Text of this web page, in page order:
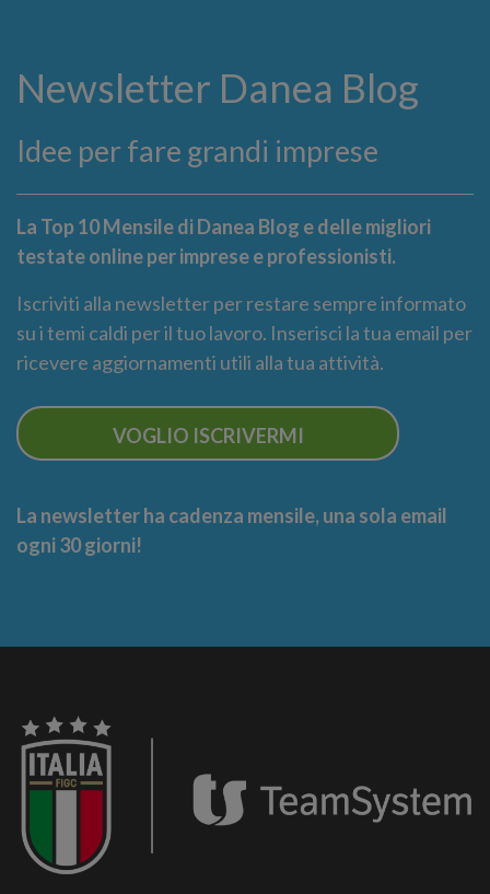
Newsletter Danea Blog
Idee per fare grandi imprese
La Top 10 Mensile di Danea Blog e delle migliori
testate online per imprese e professionisti.
Iscriviti alla newsletter per restare sempre informato
su i temi caldi per il tuo lavoro. Inserisci la tua email per
ricevere aggiornamenti utili alla tua attività.
VOGLIO ISCRIVERMI
La newsletter ha cadenza mensile, una sola email
ogni 30 giorni!